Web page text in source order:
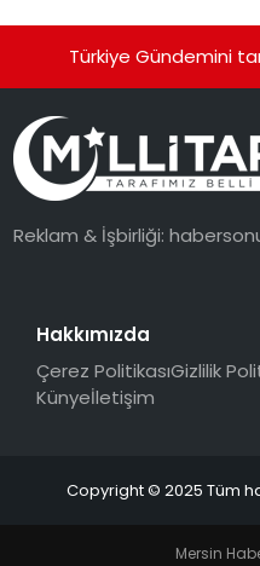
Türkiye Gündemini
Reklam & İşbirliği:
Hakkımızda
Çerez PolitikasıGizlilik
Künyeİletişim
Copyright © 2025 Tüm
Mersin